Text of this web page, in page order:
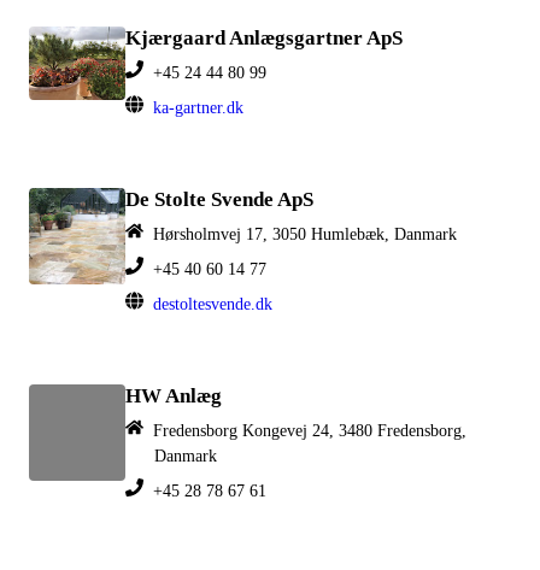
Kjærgaard Anlægsgartner ApS
+45 24 44 80 99
ka-gartner.dk
De Stolte Svende ApS
Hørsholmvej 17, 3050 Humlebæk, Danmark
+45 40 60 14 77
destoltesvende.dk
HW Anlæg
Fredensborg Kongevej 24, 3480 Fredensborg,
Danmark
+45 28 78 67 61